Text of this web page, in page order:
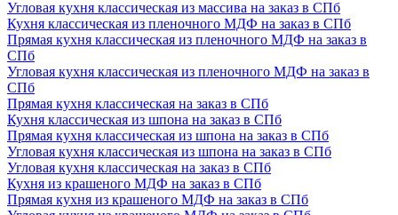
Угловая кухня классическая из массива на заказ в СПб
Кухня классическая из пленочного МДФ на заказ в СПб
Прямая кухня классическая из пленочного МДФ на заказ в
СПб
Угловая кухня классическая из пленочного МДФ на заказ в
СПб
Прямая кухня классическая на заказ в СПб
Кухня классическая из шпона на заказ в СПб
Прямая кухня классическая из шпона на заказ в СПб
Угловая кухня классическая из шпона на заказ в СПб
Угловая кухня классическая на заказ в СПб
Кухня из крашеного МДФ на заказ в СПб
Прямая кухня из крашеного МДФ на заказ в СПб